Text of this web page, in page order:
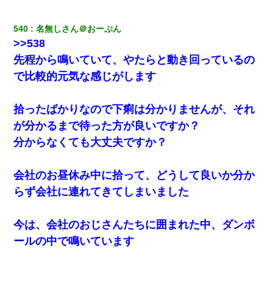
義兄嫁「娘が大学に入ったら下宿させて」私「しつこい、学校斡
旋のアパートに行け」→ 旦那が義兄に通報したら「志望校を変え
ろ！」とキレて・・・
妹が嘘つきな元カレと寄りを戻してしまったという話をしていた
ら、旦那の顔が曇って雰囲気が一転。そそくさと話を切り上げて
日曜日、会社の窓を見ると同僚の姿。俺（あれ？ディズニーシー
じゃ？）→俺電話「今何してんの？」同僚「シーで並んでるこ
と！」俺「会社にいない？」→次の瞬間、すごい鳥肌が立った
とっさに女児を捕まえたら変質者扱いされた。母親「あっち行っ
てよ！気持ち悪い！（ｼｯｼｯ」→ 後日、俺を見つけた母親がすっ飛
んできて・・・
小学生の息子が急に様子がおかしくなった。私「理由を聞いても
『わかんない！』って怒鳴り付けてくるし、困っってる」旦那
「話してみるよ」→ 後日・・・
540 名無しさん＠おーぷん
>>538
先程から鳴いていて、やたらと動き回っているの
で比較的元気な感じがします
拾ったばかりなので下痢は分かりませんが、それ
が分かるまで待った方が良いですか？
分からなくても大丈夫ですか？
会社のお昼休み中に拾って、どうして良いか分か
らず会社に連れてきてしまいました
今は、会社のおじさんたちに囲まれた中、ダンボ
ールの中で鳴いています